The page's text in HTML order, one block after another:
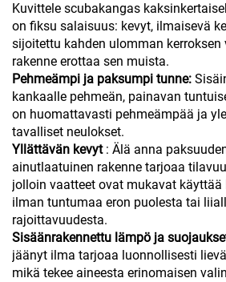
Kuvittele scubakangas
on fiksu salaisuus: kevyt, ilmaisevä
sijoitettu kahden ulomman
rakenne erottaa sen muista.
Pehmeämpi ja paksumpi tunne:
kankaalle pehmeän, painavan
on huomattavasti pehmeämpää ja
tavalliset neulokset.
Yllättävän kevyt : Älä anna
ainutlaatuinen rakenne tarjoaa
jolloin vaatteet ovat mukavat käyttää
ilman tuntumaa eron puolesta tai
rajoittavuudesta.
Sisäänrakennettu lämpö ja
jäänyt ilma tarjoaa luonnollisesti
mikä tekee aineesta erinomaisen